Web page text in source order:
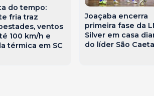
do tempo:
fria traz
ventos
100 km/h e
térmica em SC
Joaçaba encerra
primeira fase da
Silver em casa
do líder São